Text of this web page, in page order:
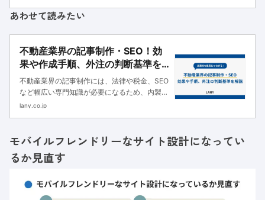
やE-E-A-Tを意識したライティングなどで、信
あわせて読みたい
不動産業界の記事制作・SEO！効
果や作成手順、外注の判断基準を
解説
不動産業界の記事制作には、法律や税金、SEO
など幅広い専門知識が必要になるため、内製し
にくい領域です。本記事では、不動産業界の記
説します。
lany.co.jp
モバイルフレンドリーなサイト設計になってい
るか見直す